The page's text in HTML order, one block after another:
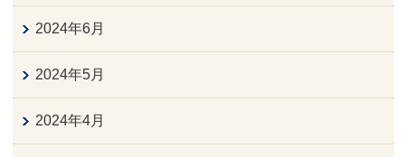
2024年6月
2024年5月
2024年4月